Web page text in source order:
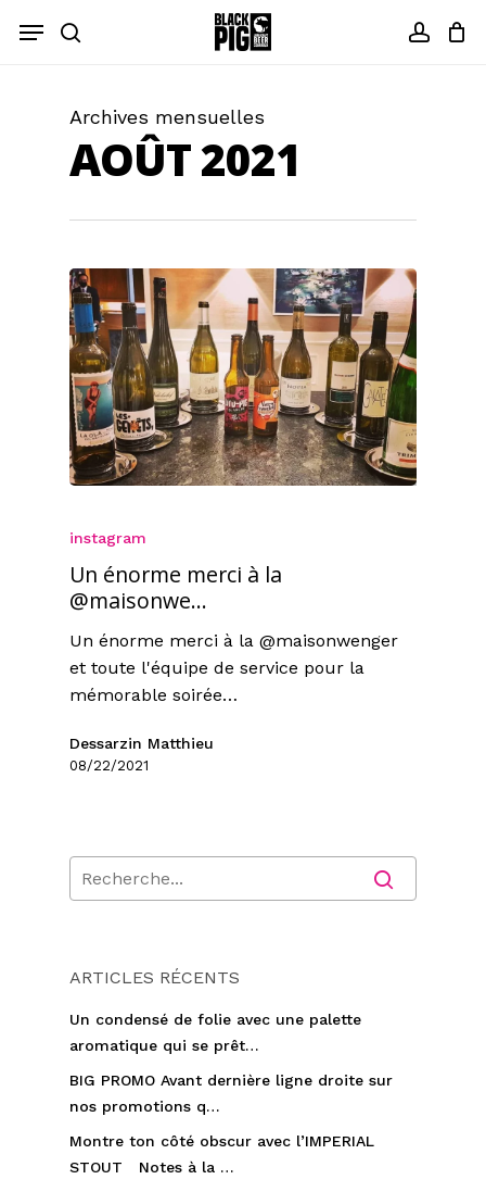
recherche
Menu
Archives mensuelles
AOÛT 2021
instagram
Un énorme merci à la
@maisonwe…
Un énorme merci à la @maisonwenger
et toute l'équipe de service pour la
mémorable soirée…
Dessarzin Matthieu
08/22/2021
ARTICLES RÉCENTS
Un condensé de folie avec une palette
aromatique qui se prêt…
BIG PROMO Avant dernière ligne droite sur
nos promotions q…
Montre ton côté obscur avec l’IMPERIAL
STOUT Notes à la …